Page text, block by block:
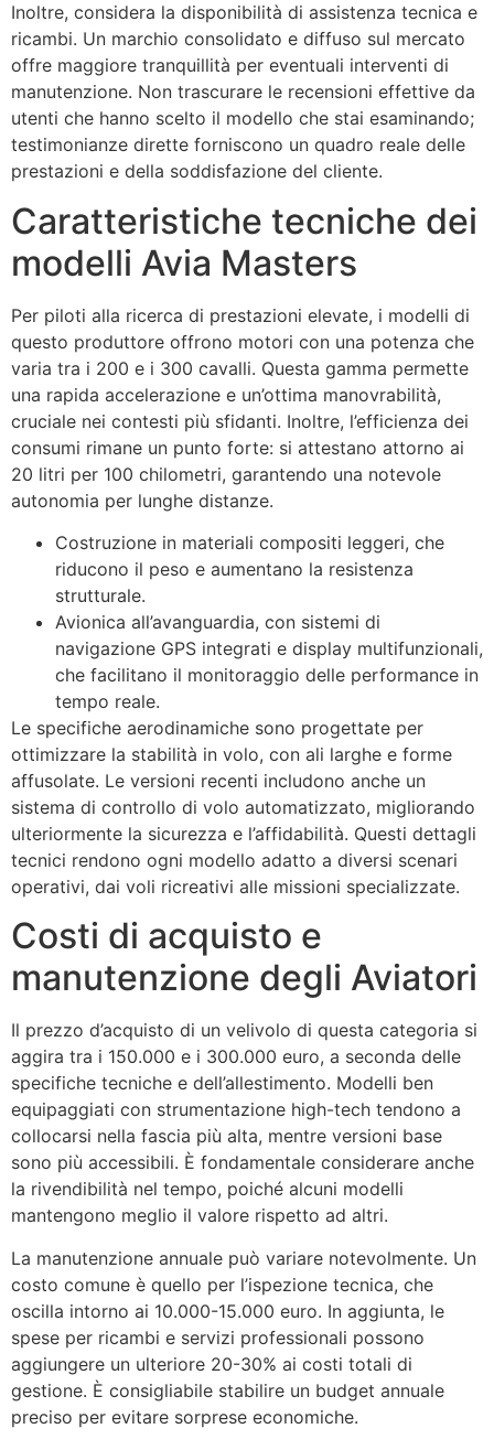
Inoltre, considera la disponibilità di assistenza tecnica e
ricambi. Un marchio consolidato e diffuso sul mercato
offre maggiore tranquillità per eventuali interventi di
manutenzione. Non trascurare le recensioni effettive da
utenti che hanno scelto il modello che stai esaminando;
testimonianze dirette forniscono un quadro reale delle
prestazioni e della soddisfazione del cliente.
Caratteristiche tecniche dei
modelli Avia Masters
Per piloti alla ricerca di prestazioni elevate, i modelli di
questo produttore offrono motori con una potenza che
varia tra i 200 e i 300 cavalli. Questa gamma permette
una rapida accelerazione e un’ottima manovrabilità,
cruciale nei contesti più sfidanti. Inoltre, l’efficienza dei
consumi rimane un punto forte: si attestano attorno ai
20 litri per 100 chilometri, garantendo una notevole
autonomia per lunghe distanze.
Costruzione in materiali compositi leggeri, che
riducono il peso e aumentano la resistenza
strutturale.
Avionica all’avanguardia, con sistemi di
navigazione GPS integrati e display multifunzionali,
che facilitano il monitoraggio delle performance in
tempo reale.
Le specifiche aerodinamiche sono progettate per
ottimizzare la stabilità in volo, con ali larghe e forme
affusolate. Le versioni recenti includono anche un
sistema di controllo di volo automatizzato, migliorando
ulteriormente la sicurezza e l’affidabilità. Questi dettagli
tecnici rendono ogni modello adatto a diversi scenari
operativi, dai voli ricreativi alle missioni specializzate.
Costi di acquisto e
manutenzione degli Aviatori
Il prezzo d’acquisto di un velivolo di questa categoria si
aggira tra i 150.000 e i 300.000 euro, a seconda delle
specifiche tecniche e dell’allestimento. Modelli ben
equipaggiati con strumentazione high-tech tendono a
collocarsi nella fascia più alta, mentre versioni base
sono più accessibili. È fondamentale considerare anche
la rivendibilità nel tempo, poiché alcuni modelli
mantengono meglio il valore rispetto ad altri.
La manutenzione annuale può variare notevolmente. Un
costo comune è quello per l’ispezione tecnica, che
oscilla intorno ai 10.000-15.000 euro. In aggiunta, le
spese per ricambi e servizi professionali possono
aggiungere un ulteriore 20-30% ai costi totali di
gestione. È consigliabile stabilire un budget annuale
preciso per evitare sorprese economiche.